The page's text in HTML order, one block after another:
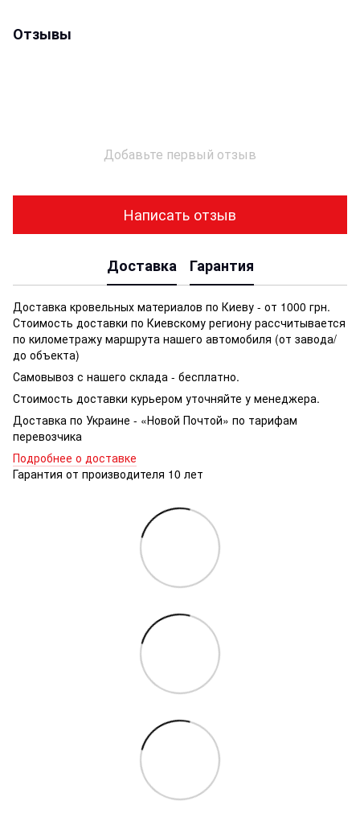
Отзывы
Добавьте первый отзыв
Написать отзыв
Доставка Гарантия
Доставка кровельных материалов по Киеву - от 1000 грн.
Стоимость доставки по Киевскому региону рассчитывается
по километражу маршрута нашего автомобиля (от завода/
до объекта)
Самовывоз с нашего склада - бесплатно.
Стоимость доставки курьером уточняйте у менеджера.
Доставка по Украине - «Новой Почтой» по тарифам
перевозчика
Подробнее о доставке
Гарантия от производителя 10 лет